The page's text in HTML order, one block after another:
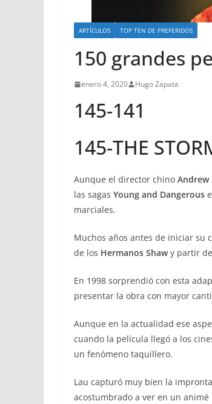
ARTÍCULOS TOP TEN DE PREFERIDOS
150 grandes
enero 4, 2020 Hugo Zapata
145-141
145-THE
Aunque el director chino Andrew
las sagas Young and Dangerous e
marciales.
Muchos años antes de iniciar su
de los Hermanos Shawy partir de
En 1998 sorprendió con esta
presentar la obra con mayor
Aunque en la actualidad ese
cuando la película llegó a los
un fenómeno taquillero.
Lau capturó muy bien la
acostumbrado a ver en un